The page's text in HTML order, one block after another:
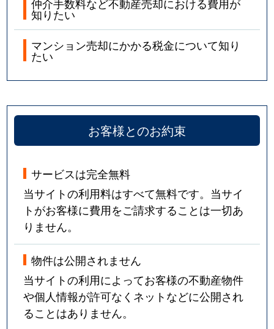
知りたい
マンション売却にかかる税金について知り
たい
お客様とのお約束
サービスは完全無料
当サイトの利用料はすべて無料です。当サイ
トがお客様に費用をご請求することは一切あ
りません。
物件は公開されません
当サイトの利用によってお客様の不動産物件
や個人情報が許可なくネットなどに公開され
ることはありません。